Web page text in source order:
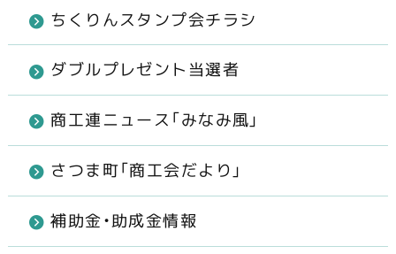
ちくりんスタンプ会チラシ
ダブルプレゼント当選者
商工連ニュース「みなみ風」
さつま町「商工会だより」
補助金・助成金情報